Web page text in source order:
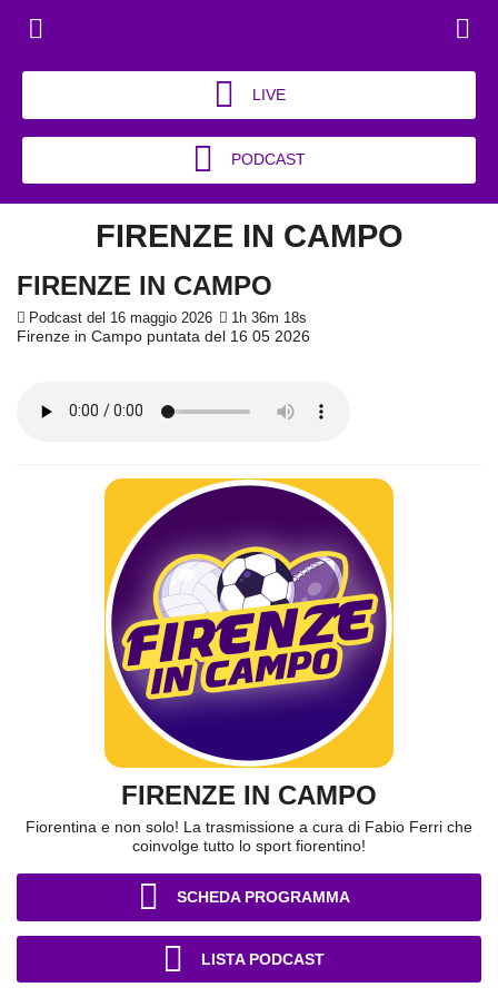
LIVE
PODCAST
FIRENZE IN CAMPO
FIRENZE IN CAMPO
Podcast del 16 maggio 2026 1h 36m 18s
Firenze in Campo puntata del 16 05 2026
FIRENZE IN CAMPO
Fiorentina e non solo! La trasmissione a cura di Fabio Ferri che
coinvolge tutto lo sport fiorentino!
SCHEDA PROGRAMMA
LISTA PODCAST